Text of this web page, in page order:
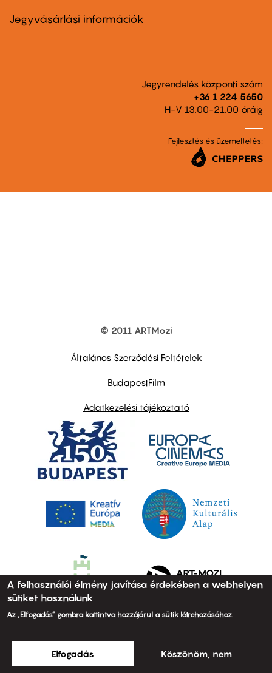
second
Jegyvásárlási információk
Jegyrendelés központi szám
+36 1 224 5650
H-V 13.00-21.00 óráig
Fejlesztés és üzemeltetés:
© 2011 ARTMozi
Általános Szerződési Feltételek
BudapestFilm
Adatkezelési tájékoztató
A felhasználói élmény javítása érdekében a webhelyen
sütiket használunk
Az „Elfogadás” gombra kattintva hozzájárul a sütik létrehozásához.
Elfogadás Köszönöm, nem